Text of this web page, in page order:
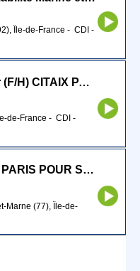
Île-de-France - CDI -
Exploitant Transport Routier (F/H) CITAIX PARIS
de-France - CDI -
Conducteur PL (F/H) CITAIX PARIS POUR SEPTEMBRE 2026
Marne (77), Île-de-